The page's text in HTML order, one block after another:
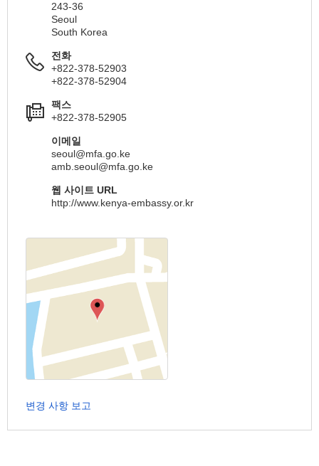
243-36
Seoul
South Korea
전화
+822-378-52903
+822-378-52904
팩스
+822-378-52905
이메일
seoul@mfa.go.ke
amb.seoul@mfa.go.ke
웹 사이트 URL
http://www.kenya-embassy.or.kr
변경 사항 보고